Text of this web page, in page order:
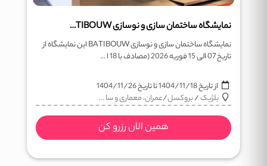
نمایشگاه ساختمان سازی و نوسازی BATIBOUW
نمایشگاه ساختمان سازی و نوسازی BATIBOUW این نمایشگاه از
تاریخ 07 الی 15 فوریه 2026 (مصادف با 18 ا ...
از تاریخ1404/11/18تا تاریخ1404/11/26
بلژیک/بروکسل/عمران، معماری و سا ...
همین الان رزرو کن